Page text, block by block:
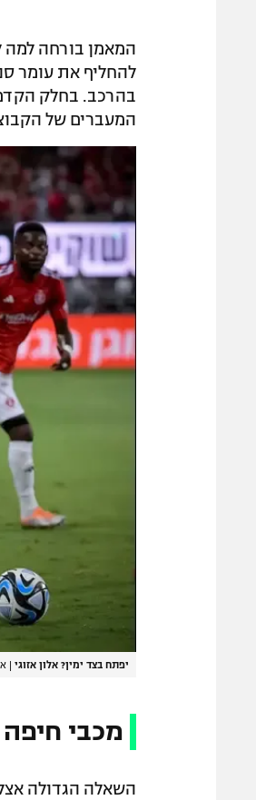
המאמן בורחה למה
להחליף את עומר
בהרכב. בחלק
המעברים של
יפתח בצד ימין? אלון אזוגי
מכבי חיפה
השאלה הגדולה